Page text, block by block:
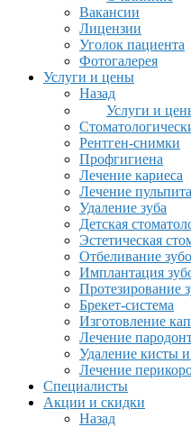
Вакансии
Лицензии
Уголок пациента
Фотогалерея
Услуги и цены
Назад
Услуги и
Рентген-снимки
Профгигиена
Лечение кариеса
Лечение
Удаление зуба
Детская
Эстетическая
Отбеливание
Имплантация
Протезирование
Брекет-система
Изготовление
Лечение
Удаление кисты
Лечение
Специалисты
Акции и скидки
Назад